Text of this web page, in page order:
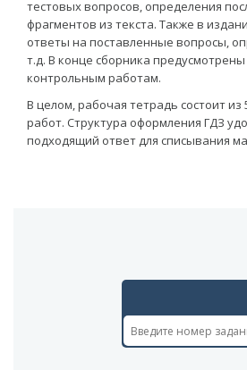
тестовых вопросов, определения
фрагментов из текста. Также в
ответы на поставленные вопросы,
т.д. В конце сборника
контрольным работам.
В целом, рабочая тетрадь состоит
работ. Структура оформления ГДЗ
подходящий ответ для списывания